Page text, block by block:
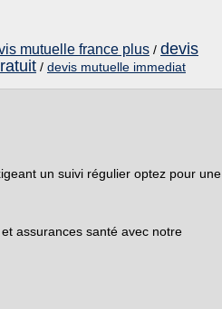
mutuelle france plus / devis
/ devis mutuelle immediat
un suivi régulier optez pour une
assurances santé avec notre